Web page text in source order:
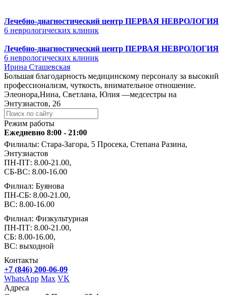
Лечебно-диагностический центр ПЕРВАЯ НЕВРОЛОГИЯ
6 неврологических клиник
Лечебно-диагностический центр ПЕРВАЯ НЕВРОЛОГИЯ
6 неврологических клиник
Ирина Сташевская
Большая благодарность медицинскому персоналу за высокий
профессионализм, чуткость, внимательное отношение.
Элеонора,Нина, Светлана, Юлия —медсестры на
Энтузиастов, 26
Режим работы
Ежедневно 8:00 - 21:00
Филиалы: Стара-Загора, 5 Просека, Степана Разина,
Энтузиастов
ПН-ПТ: 8.00-21.00,
СБ-ВС: 8.00-16.00
Филиал: Буянова
ПН-СБ: 8.00-21.00,
ВС: 8.00-16.00
Филиал: Физкультурная
ПН-ПТ: 8.00-21.00,
СБ: 8.00-16.00,
ВС: выходной
Контакты
+7 (846) 200-06-09
WhatsApp Max VK
Адреса